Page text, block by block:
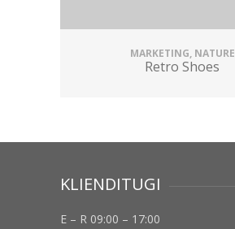
MARKETING, NATURE
Retro Shoes
KLIENDITUGI
E – R 09:00 – 17:00